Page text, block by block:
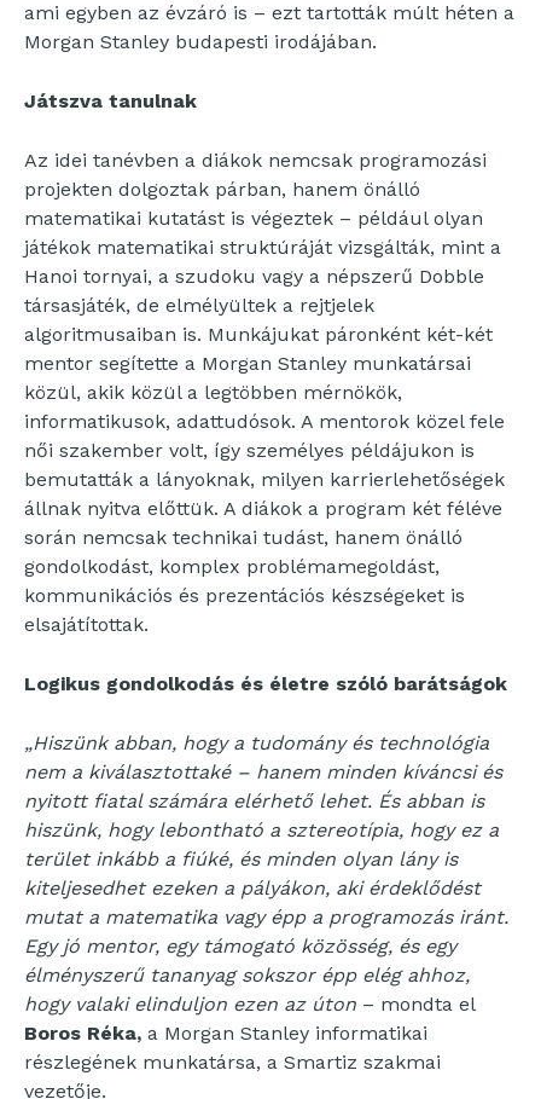
ami egyben az évzáró is – ezt tartották múlt héten a
Morgan Stanley budapesti irodájában.
Játszva tanulnak
Az idei tanévben a diákok nemcsak programozási
projekten dolgoztak párban, hanem önálló
matematikai kutatást is végeztek – például olyan
játékok matematikai struktúráját vizsgálták, mint a
Hanoi tornyai, a szudoku vagy a népszerű Dobble
társasjáték, de elmélyültek a rejtjelek
algoritmusaiban is. Munkájukat páronként két-két
mentor segítette a Morgan Stanley munkatársai
közül, akik közül a legtöbben mérnökök,
informatikusok, adattudósok. A mentorok közel fele
női szakember volt, így személyes példájukon is
bemutatták a lányoknak, milyen karrierlehetőségek
állnak nyitva előttük. A diákok a program két féléve
során nemcsak technikai tudást, hanem önálló
gondolkodást, komplex problémamegoldást,
kommunikációs és prezentációs készségeket is
elsajátítottak.
Logikus gondolkodás és életre szóló barátságok
„Hiszünk abban, hogy a tudomány és technológia
nem a kiválasztottaké – hanem minden kíváncsi és
nyitott fiatal számára elérhető lehet. És abban is
hiszünk, hogy lebontható a sztereotípia, hogy ez a
terület inkább a fiúké, és minden olyan lány is
kiteljesedhet ezeken a pályákon, aki érdeklődést
mutat a matematika vagy épp a programozás iránt.
Egy jó mentor, egy támogató közösség, és egy
élményszerű tananyag sokszor épp elég ahhoz,
hogy valaki elinduljon ezen az úton – mondta el
Boros Réka, a Morgan Stanley informatikai
részlegének munkatársa, a Smartiz szakmai
vezetője.